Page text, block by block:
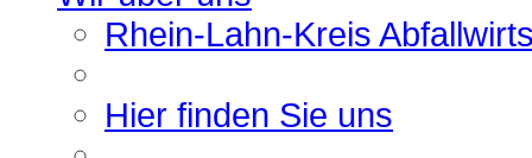
Rhein-Lahn-Kreis
Hier finden Sie uns